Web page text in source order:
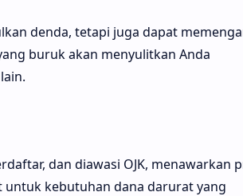
denda, tetapi juga dapat
buruk akan menyulitkan Anda
dan diawasi OJK, menawarkan
untuk kebutuhan dana darurat yang